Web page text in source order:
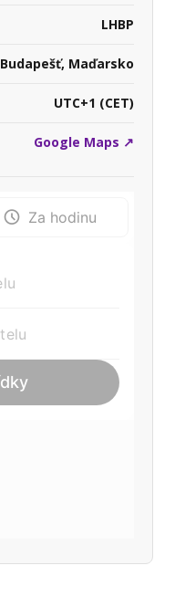
LHBP
Budapešť, Maďarsko
UTC+1 (CET)
Google Maps ↗